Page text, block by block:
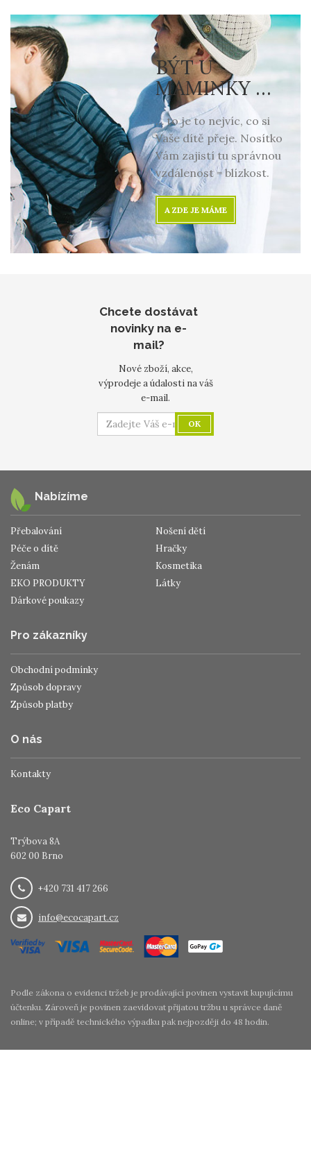
BÝT U
MAMINKY …
… to je to nejvíc, co si
Vaše dítě přeje. Nosítko
Vám zajistí tu správnou
vzdálenost = blízkost.
A ZDE JE MÁME
Chcete dostávat
novinky na e-
mail?
Nové zboží, akce,
výprodeje a údalosti na váš
e-mail.
OK
Nabízíme
Přebalování
Nošení dětí
Péče o dítě
Hračky
Ženám
Kosmetika
EKO PRODUKTY
Látky
Dárkové poukazy
Pro zákazníky
Obchodní podmínky
Způsob dopravy
Způsob platby
O nás
Kontakty
Eco Capart
Trýbova 8A
602 00 Brno
+420 731 417 266
info@ecocapart.cz
Podle zákona o evidenci tržeb je prodávající povinen vystavit kupujícímu
účtenku. Zároveň je povinen zaevidovat přijatou tržbu u správce daně
online; v případě technického výpadku pak nejpozději do 48 hodin.